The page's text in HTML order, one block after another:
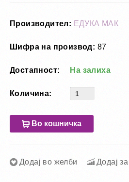
Производител: ЕДУКА МАК
Шифра на производ: 87
Достапност: На залиха
Количина:
Во кошничка
Додај во желби Додај